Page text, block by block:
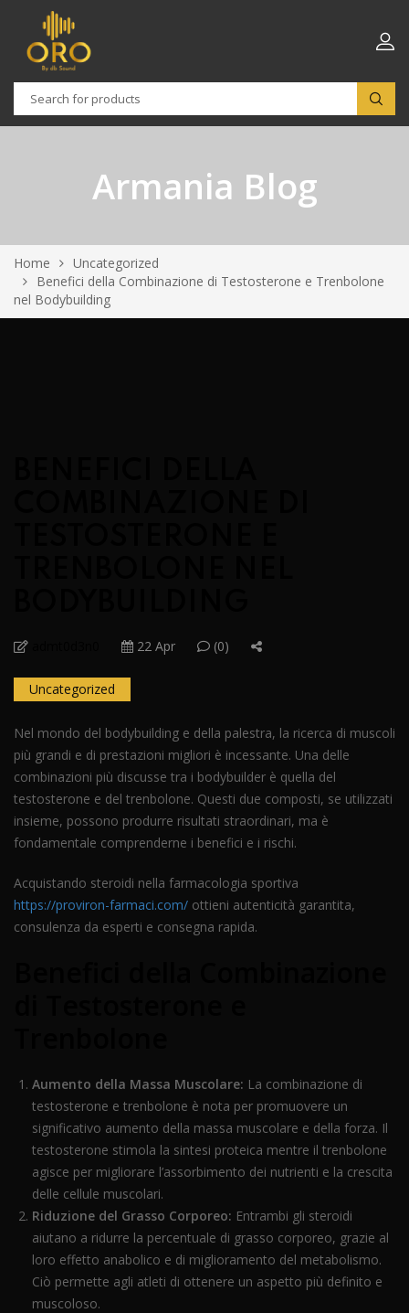
Armania Blog
Home
Uncategorized
Benefici della Combinazione di Testosterone e Trenbolone
nel Bodybuilding
22 Apr (0)
Uncategorized
Nel mondo del bodybuilding e della palestra, la ricerca di muscoli
più grandi e di prestazioni migliori è incessante. Una delle
combinazioni più discusse tra i bodybuilder è quella del
testosterone e del trenbolone. Questi due composti, se utilizzati
insieme, possono produrre risultati straordinari, ma è
fondamentale comprenderne i benefici e i rischi.
Acquistando steroidi nella farmacologia sportiva
https://proviron-farmaci.com/ ottieni autenticità garantita,
consulenza da esperti e consegna rapida.
Aumento della Massa Muscolare: La combinazione di
testosterone e trenbolone è nota per promuovere un
significativo aumento della massa muscolare e della forza. Il
testosterone stimola la sintesi proteica mentre il trenbolone
agisce per migliorare l’assorbimento dei nutrienti e la crescita
delle cellule muscolari.
Riduzione del Grasso Corporeo: Entrambi gli steroidi
aiutano a ridurre la percentuale di grasso corporeo, grazie al
loro effetto anabolico e di miglioramento del metabolismo.
Ciò permette agli atleti di ottenere un aspetto più definito e
muscoloso.